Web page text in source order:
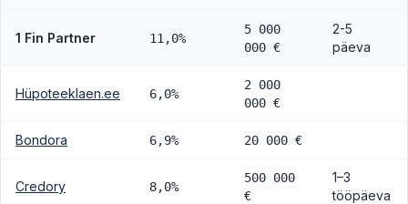
1 Fin Partner 11,0%
5 000
000 €
2-5
päeva
Hüpoteeklaen.ee 6,0%
2 000
000 €
Bondora 6,9% 20 000 €
Credory 8,0%
500 000
€
1–3
tööpäeva